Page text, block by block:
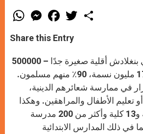
W
h
t
s
p
p
M
e
s
e
g
r
F
a
e
b
o
k
w
r
Share this Entry
يشكّل الكاثوليك في بنغلادش أقلية صغيرة جدًا – 500000
شخص من أصل 170 مليون نسمة، 90٪ منهم مسلمون.
في ممارسة شعائرهم الدينية،
تعليم الأطفال والمراهقين. وهكذا
تدير الكنيسة جامعة و13 كلية وأكثر من 200 مدرسة
معهد بما في ذلك المدارس الابتدائية